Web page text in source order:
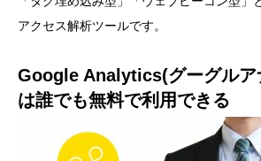
アクセス解析ツールです。
Google Analytics(グーグルア
は誰でも無料で利用できる